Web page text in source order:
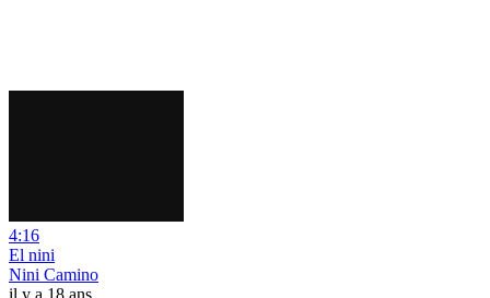
4:16
El nini
Nini Camino